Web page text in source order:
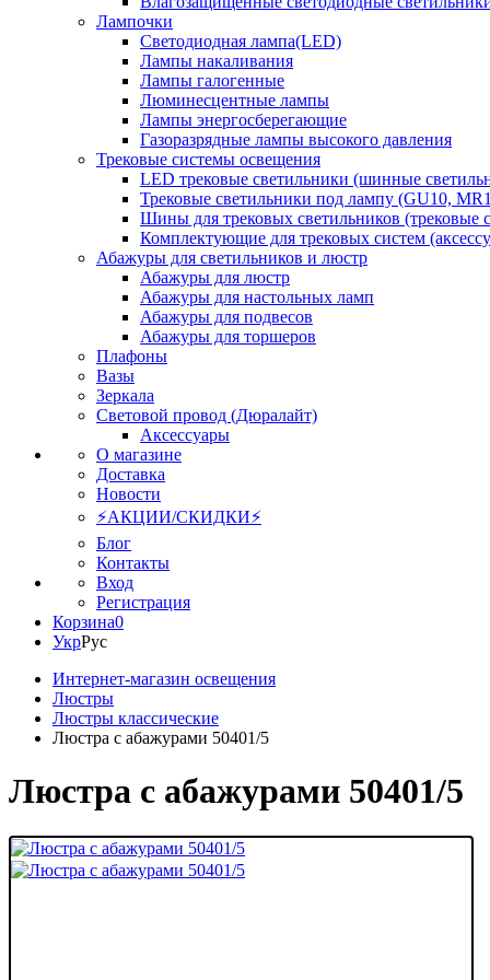
Лампочки
Светодиодная лампа(LED)
Лампы накаливания
Лампы галогенные
Люминесцентные лампы
Лампы энергосберегающие
Газоразрядные лампы высокого давления
Трековые системы освещения
LED трековые светильники (шинные
Трековые светильники под лампу (GU10,
Шины для трековых светильников (трековые
Комплектующие для трековых систем
Абажуры для светильников и люстр
Абажуры для люстр
Абажуры для настольных ламп
Абажуры для подвесов
Абажуры для торшеров
Плафоны
Вазы
Зеркала
Световой провод (Дюралайт)
Аксессуары
О магазине
Доставка
Новости
⚡АКЦИИ/СКИДКИ⚡
Блог
Контакты
Вход
Регистрация
Корзина0
УкрРус
Интернет-магазин освещения
Люстры
Люстры классические
Люстра с абажурами 50401/5
Люстра с абажурами 50401/5